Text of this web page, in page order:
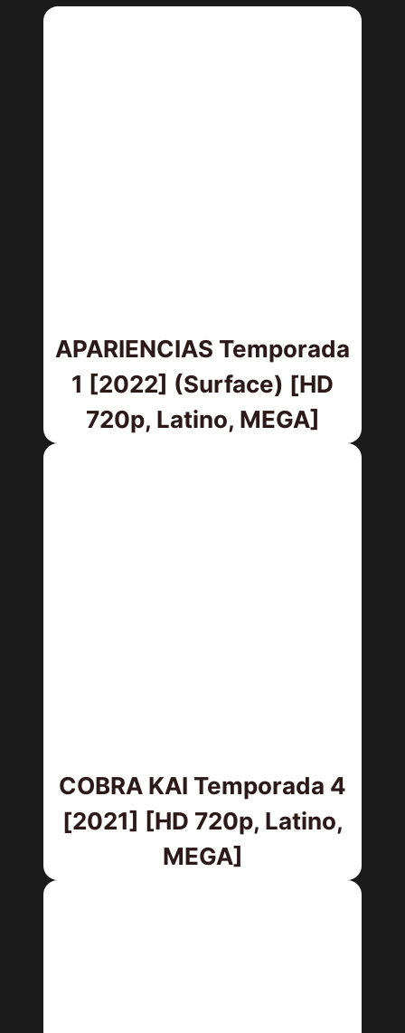
APARIENCIAS Temporada
1 [2022] (Surface) [HD
720p, Latino, MEGA]
COBRA KAI Temporada 4
[2021] [HD 720p, Latino,
MEGA]